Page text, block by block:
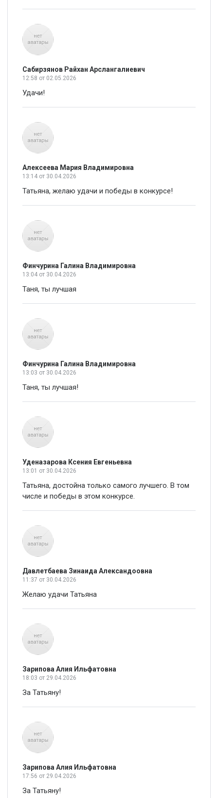
Сабирзянов Райхан Арслангалиевич
12:58 от 02.05.2026
Удачи!
Алексеева Мария Владимировна
13:14 от 30.04.2026
Татьяна, желаю удачи и победы в конкурсе!
Финчурина Галина Владимировна
13:04 от 30.04.2026
Таня, ты лучшая
Финчурина Галина Владимировна
13:03 от 30.04.2026
Таня, ты лучшая!
Уденазарова Ксения Евгеньевна
13:01 от 30.04.2026
Татьяна, достойна только самого лучшего. В том
числе и победы в этом конкурсе.
Давлетбаева Зинаида Александоовна
11:37 от 30.04.2026
Желаю удачи Татьяна
Зарипова Алия Ильфатовна
18:03 от 29.04.2026
За Татьяну!
Зарипова Алия Ильфатовна
17:56 от 29.04.2026
За Татьяну!